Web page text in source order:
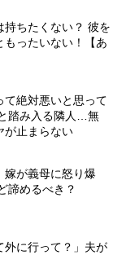
持ちたくない？ 彼を
もったいない！【あ
て絶対悪いと思って
踏み入る隣人…無
が止まらない
嫁が義母に怒り爆
諦めるべき？
外に行って？」夫が